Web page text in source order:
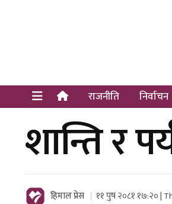
राजनीति निर्वाचन
शान्ति र
हिमाल प्रेस ११ पुष २०८१ १७:२० |